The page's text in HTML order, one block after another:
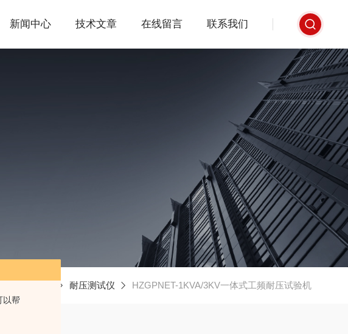
以帮
新闻中心 技术文章 在线留言 联系我们
耐压测试仪 HZGPNET-1KVA/3KV一体式工频耐压试验机